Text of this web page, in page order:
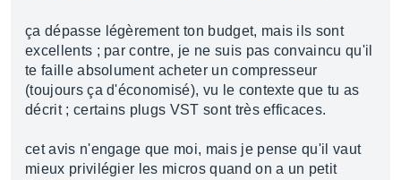
ça dépasse légèrement ton budget, mais ils sont
excellents ; par contre, je ne suis pas convaincu qu'il
te faille absolument acheter un compresseur
(toujours ça d'économisé), vu le contexte que tu as
décrit ; certains plugs VST sont très efficaces.
cet avis n'engage que moi, mais je pense qu'il vaut
mieux privilégier les micros quand on a un petit